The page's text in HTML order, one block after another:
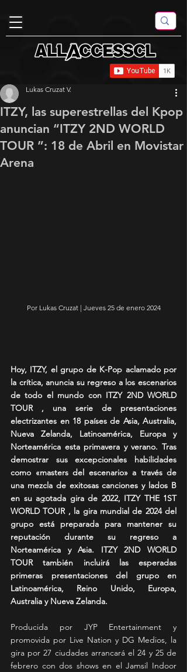
ITZY, las superestrellas del Kpop
anuncian “ITZY 2ND WORLD
TOUR ”: 18 de Abril en Movistar
Arena
Lukas Cruzat V.
Por Lukas Cruzat | Jueves 25 de enero 2024
Hoy, ITZY, el grupo de K-Pop aclamado por
la crítica, anuncia su regreso a los escenarios
de todo el mundo con ITZY 2ND WORLD
TOUR , una serie de presentaciones
electrizantes en 18 países de Asia, Australia,
Nueva Zelanda, Latinoamérica, Europa y
Norteamérica esta primavera y verano. Tras
demostrar sus excepcionales habilidades
como «masters del escenario» a través de
una mezcla de exitosas canciones y lados B
en su agotada gira de 2022, ITZY THE 1ST
WORLD TOUR , la gira mundial de 2024 del
grupo está preparada para mantener su
reputación durante su regreso a
Norteamérica y Asia. ITZY 2ND WORLD
TOUR también incluirá las esperadas
primeras presentaciones del grupo en
Latinoamérica, Reino Unido, Europa,
Australia y Nueva Zelanda.
Producida por JYP Entertainment y
promovida por Live Nation y DG Medios, la
gira por 27 ciudades arrancará el 24 y 25 de
febrero con dos shows en el Jamsil Indoor